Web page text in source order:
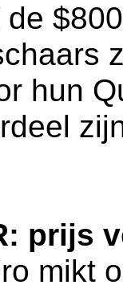
hun
prijs
mikt